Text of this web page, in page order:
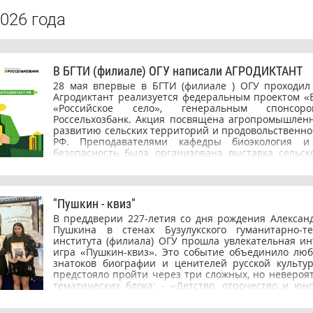
года
В БГТИ (филиале) ОГУ написали АГРОДИКТАНТ
28 мая впервые в БГТИ (филиале ) ОГУ
Агродиктант реализуется федеральным проектом
«Российское село», генеральным
Россельхозбанк. Акция посвящена
развитию сельских территорий и
РФ. Преподавателями кафедры биоэкология и
безопасность была организована выставка
Марина Александровна, кандидат биологических
перед участниками мероприятия, рассказала об
области, остановилась на проблемах
безопасности. Студенты и сотрудники ВУЗа писали
площадке, так и на онлайн-платформе
ответили на 30 вопросов по растениеводству,
рыбному хозяйству, цифровизации,
продовольственной безопасности и экономике
Задания были составлены с учетом возраста и
участника. Желаем всем участникам новых
баллов! Результаты Агродиктанта станут
сертификат, а набравшие максимальный балл –
"Пушкин - квиз"
В преддверии 227-летия со дня рождения
Пушкина в стенах Бузулукского гуманитарно-
института (филиала) ОГУ прошла увлекательная
игра «Пушкин-квиз». Это событие объединило
знатоков биографии и ценителей русской
предстояло пройти через три сложных, но
тематических блока: - «Детство, отрочество и
классику с первых строк; - «Главные события